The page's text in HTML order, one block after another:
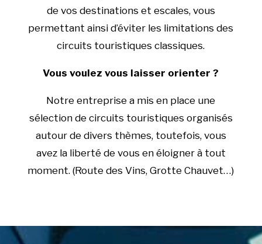
de vos destinations et escales, vous
permettant ainsi d’éviter les limitations des
circuits touristiques classiques.
Vous voulez vous laisser orienter ?
Notre entreprise a mis en place une
sélection de circuits touristiques organisés
autour de divers thèmes, toutefois, vous
avez la liberté de vous en éloigner à tout
moment. (Route des Vins, Grotte Chauvet…)